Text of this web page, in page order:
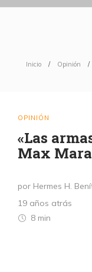
Inicio Opinión
OPINIÓN
«Las
Max
por Hermes H.
19 años atrás
8 min